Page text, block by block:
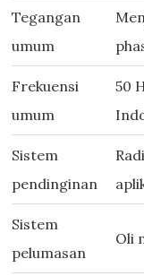
Tegangan
umum
Frekuensi
umum
50
Sistem
pendinginan
Sistem
pelumasan
Oli